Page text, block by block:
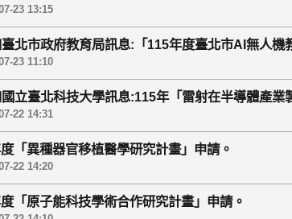
23 13:15
臺北市政府教育局訊息:「115年度臺北市AI無人
23 11:10
國立臺北科技大學訊息:115年「雷射在半導體產
22 14:31
「異種器官移植醫學研究計畫」申請。
22 14:20
「原子能科技學術合作研究計畫」申請。